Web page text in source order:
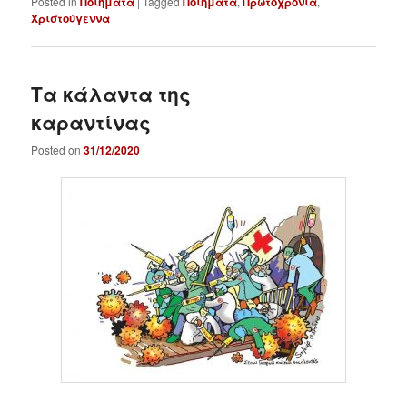
Χριστούγεννα
Τα κάλαντα της
καραντίνας
Posted on31/12/2020